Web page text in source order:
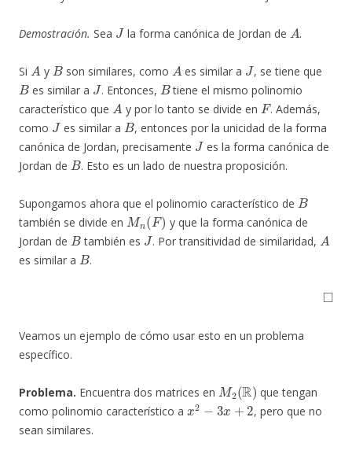
Demostración. Sea la forma canónica de Jordan de
A
.
Si
A
y
B
son similares, como
A
es similar a
J
, se tiene que
B
es similar a
J
. Entonces,
B
tiene el mismo polinomio
característico que
A
y por lo tanto se divide en
F
. Además,
como
J
es similar a
B
, entonces por la unicidad de la forma
canónica de Jordan, precisamente
J
es la forma canónica de
Jordan de
B
. Esto es un lado de nuestra proposición.
Supongamos ahora que el polinomio característico de
B
también se divide en
Mn(F)
y que la forma canónica de
Jordan de
B
también es
J
. Por transitividad de similaridad,
A
es similar a
B
.
◻
Veamos un ejemplo de cómo usar esto en un problema
específico.
Problema. Encuentra dos matrices en
M2 (R )
que tengan
como polinomio característico a
x2 −3 x+2
, pero que no
sean similares.